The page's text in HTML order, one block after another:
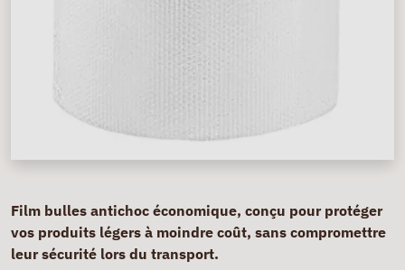
Film bulles antichoc économique, conçu pour protéger
vos produits légers à moindre coût, sans compromettre
leur sécurité lors du transport.